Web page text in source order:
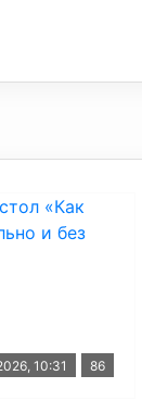
10:31 86